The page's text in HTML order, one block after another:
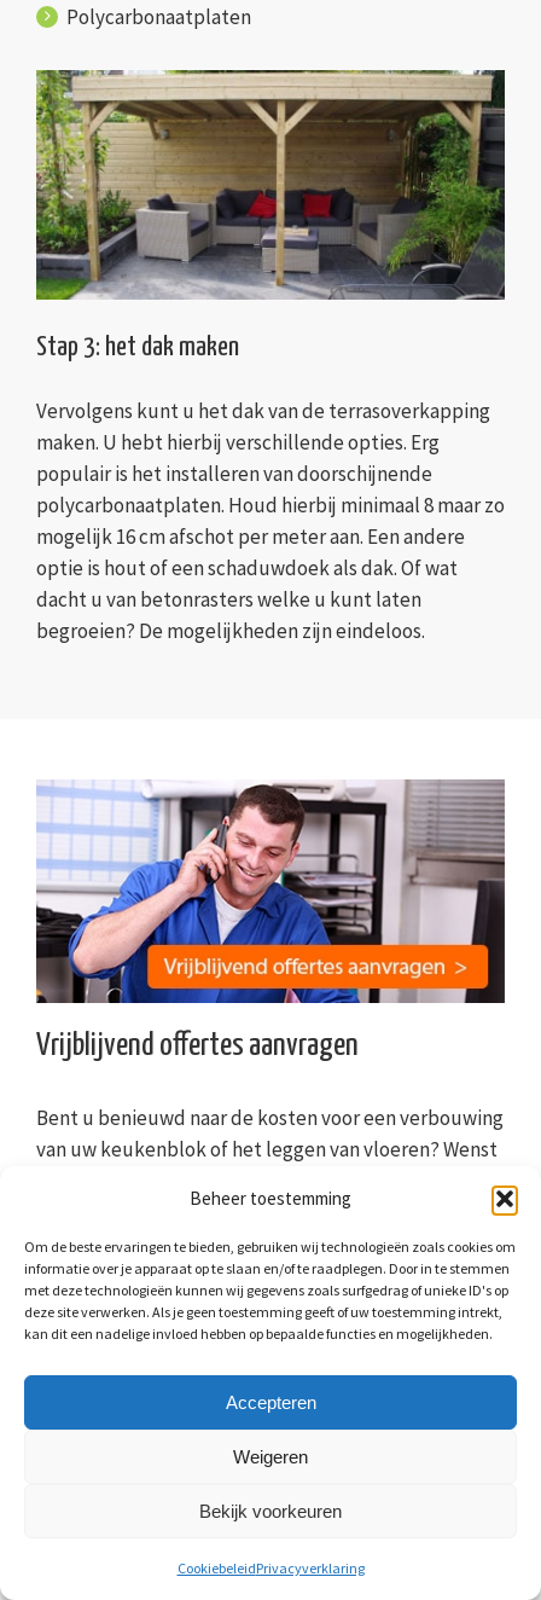
Beheer toestemming
Om de beste ervaringen te bieden, gebruiken wij technologieën zoals cookies om
informatie over je apparaat op te slaan en/of te raadplegen. Door in te stemmen
met deze technologieën kunnen wij gegevens zoals surfgedrag of unieke ID's op
deze site verwerken. Als je geen toestemming geeft of uw toestemming intrekt,
kan dit een nadelige invloed hebben op bepaalde functies en mogelijkheden.
Accepteren
Weigeren
Bekijk voorkeuren
CookiebeleidPrivacyverklaring
Polycarbonaatplaten
Stap 3: het dak maken
Vervolgens kunt u het dak van de terrasoverkapping
maken. U hebt hierbij verschillende opties. Erg
populair is het installeren van doorschijnende
polycarbonaatplaten. Houd hierbij minimaal 8 maar zo
mogelijk 16 cm afschot per meter aan. Een andere
optie is hout of een schaduwdoek als dak. Of wat
dacht u van betonrasters welke u kunt laten
begroeien? De mogelijkheden zijn eindeloos.
Vrijblijvend offertes aanvragen
Bent u benieuwd naar de kosten voor een verbouwing
van uw keukenblok of het leggen van vloeren? Wenst
timmerwerken? Bent u benieuwd naar de
aantrekkelijke prijzen voor het vervangen van uw
kozijnen, het installeren van trappen of ander
timmerwerk? Vraag via hetcontactformuliergeheel
gratis en vrijblijvend meerdere offertes aan. Wij sturen
u zo snel mogelijk diverse prijsopgaven van enkele
bedrijven uit Delft. Deze vergelijkt u zelf op basis van
prijs en aanbieding. Er is altijd een timmerman die aan